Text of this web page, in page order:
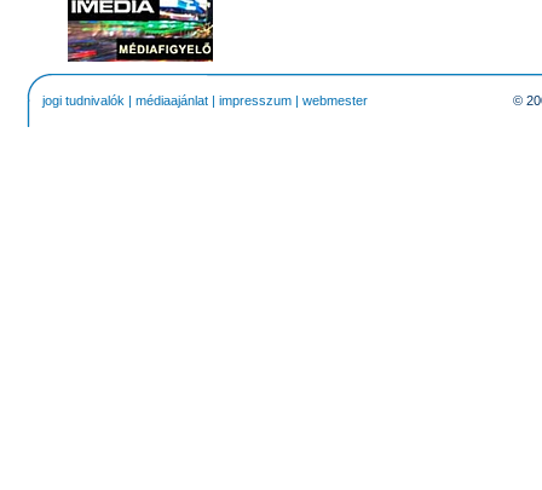
jogi tudnivalók | médiaajánlat | impresszum | webmester ©